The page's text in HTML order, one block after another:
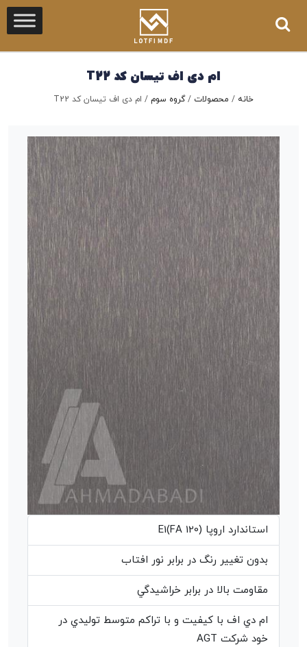
ام دی اف تیسان کد T22
خانه / محصولات /گروه سوم / ام دی اف تیسان کد T22
استاندارد اروپا (E1(FA 120
بدون تغيير رنگ در برابر نور افتاب
مقاومت بالا در برابر خراشيدگي
ام دي اف با کيفيت و با تراکم متوسط توليدي در
خود شرکت AGT